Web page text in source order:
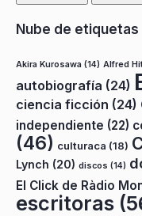
Nube de etiquetas
Akira Kurosawa (14) Alfred
autobiografía (24)
ciencia ficción (24)
independiente (22)
(46) culturaca (18)
Lynch (20) discos (14)
El Click de Ràdio
escritoras